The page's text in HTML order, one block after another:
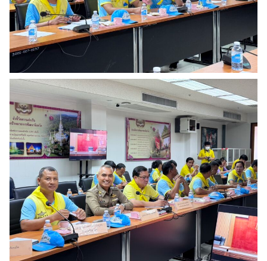
Search
for: Search